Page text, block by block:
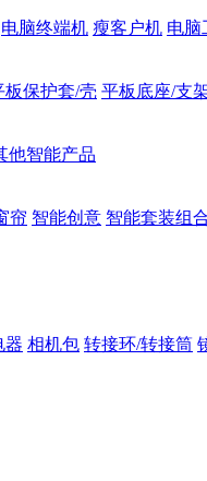
电脑终端机 瘦客户机 电脑
板保护套/壳 平板底座/支
他智能产品
帘 智能创意 智能套装组
器 相机包 转接环/转接筒